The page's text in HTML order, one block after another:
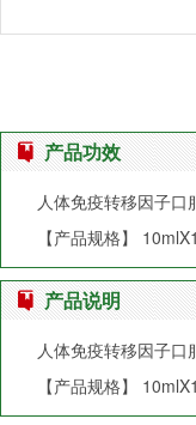
产品功效
人体免疫转移因子口
【产品规格】
产品说明
人体免疫转移因子口
【产品规格】